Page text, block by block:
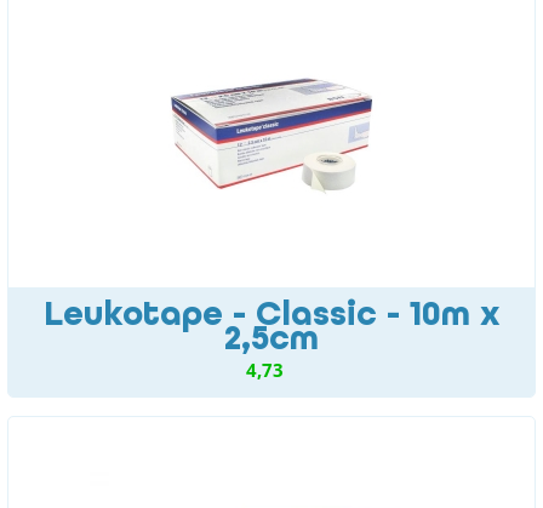
Leukotape - Classic - 10m x
2,5cm
4,73